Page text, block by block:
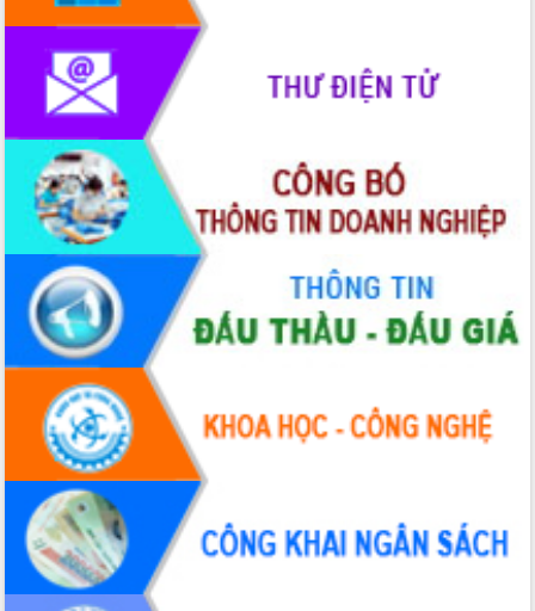
Khơi thông điểm nghẽn, đẩy nhanh
giải ngân vốn khắc phục thiên tai
HĐND tỉnh thông qua điều chỉnh Quy
hoạch tỉnh thời kỳ 2021-2030
Hội thảo góp ý hồ sơ điều chỉnh quy
hoạch tỉnh Đắk Lắk thời kỳ 2021-2030,
tầm nhìn đến năm 2050
Nâng cao hiệu quả hoạt động của các
doanh nghiệp nhà nước
Hội nghị triển khai kết nối mạng
truyền số liệu chuyên dùng phục vụ cơ
quan Đảng, Nhà nước
Lễ phát động chuỗi hoạt động chung
tay làm sạch môi trường
Xã Ea Kar bước chuyển mình trong
công tác cải cách hành chính mô hình
mới
UBND tỉnh họp báo định kỳ tháng 4
năm 2026
Hội thảo khoa học “Giải pháp thúc đẩy
phát triển nền kinh tế xanh tại tỉnh
Đắk Lắk”
Tăng cường giám sát, đôn đốc thực